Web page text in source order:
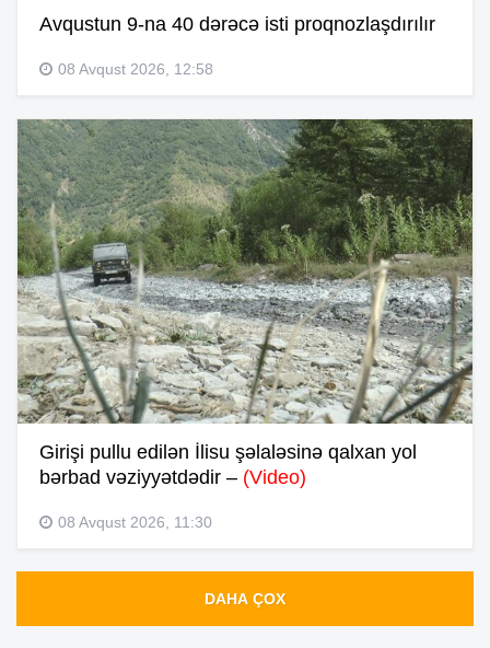
Avqustun 9-na 40 dərəcə isti proqnozlaşdırılır
08 Avqust 2026, 12:58
Girişi pullu edilən İlisu şəlaləsinə qalxan yol
bərbad vəziyyətdədir – (Video)
08 Avqust 2026, 11:30
DAHA ÇOX